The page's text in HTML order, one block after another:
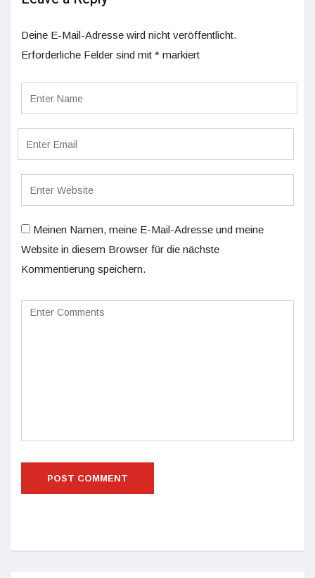
Deine E-Mail-Adresse wird nicht veröffentlicht.
Erforderliche Felder sind mit * markiert
Meinen Namen, meine E-Mail-Adresse und meine
Website in diesem Browser für die nächste
Kommentierung speichern.